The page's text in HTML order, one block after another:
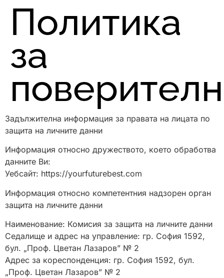
Политика
за
Задължителна информация за правата на лицата по
защита на личните данни
Информация относно дружеството, което обработва
данните Ви:
Уебсайт: https://yourfuturebest.com
Информация относно компетентния надзорен орган
защита на личните данни
Наименование: Комисия за защита на личните данни
Седалище и адрес на управление: гр. София 1592,
бул. „Проф. Цветан Лазаров” № 2
Адрес за кореспонденция: гр. София 1592, бул.
„Проф. Цветан Лазаров” № 2